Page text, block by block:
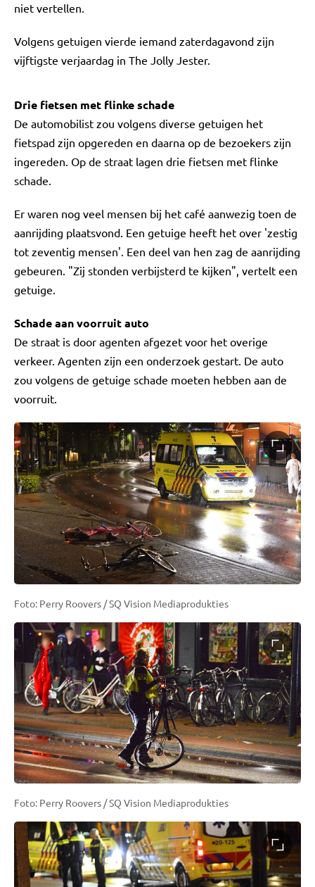
niet vertellen.
Volgens getuigen vierde iemand zaterdagavond zijn
vijftigste verjaardag in The Jolly Jester.
Drie fietsen met flinke schade
De automobilist zou volgens diverse getuigen het
fietspad zijn opgereden en daarna op de bezoekers zijn
ingereden. Op de straat lagen drie fietsen met flinke
schade.
Er waren nog veel mensen bij het café aanwezig toen de
aanrijding plaatsvond. Een getuige heeft het over 'zestig
tot zeventig mensen'. Een deel van hen zag de aanrijding
gebeuren. "Zij stonden verbijsterd te kijken", vertelt een
getuige.
Schade aan voorruit auto
De straat is door agenten afgezet voor het overige
verkeer. Agenten zijn een onderzoek gestart. De auto
zou volgens de getuige schade moeten hebben aan de
voorruit.
Foto: Perry Roovers / SQ Vision Mediaprodukties
Foto: Perry Roovers / SQ Vision Mediaprodukties